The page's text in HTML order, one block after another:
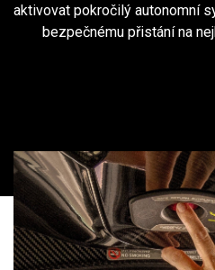
aktivovat pokročilý autonomní
bezpečnému přistání na